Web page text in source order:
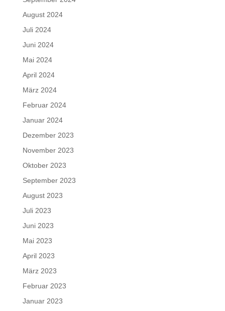
August 2024
Juli 2024
Juni 2024
Mai 2024
April 2024
März 2024
Februar 2024
Januar 2024
Dezember 2023
November 2023
Oktober 2023
September 2023
August 2023
Juli 2023
Juni 2023
Mai 2023
April 2023
März 2023
Februar 2023
Januar 2023